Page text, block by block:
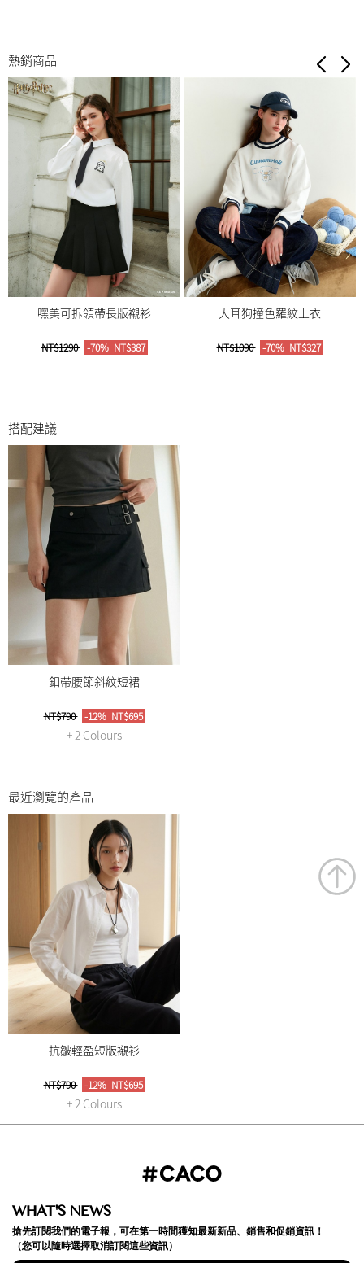
熱銷商品
嘿美可拆領帶長版襯衫
NT$1290 -70% NT$387
大耳狗撞色羅紋上衣
NT$1090 -70% NT$327
搭配建議
釦帶腰節斜紋短裙
NT$790 -12% NT$695
+ 2 Colours
最近瀏覽的產品
抗皺輕盈短版襯衫
NT$790 -12% NT$695
+ 2 Colours
WHAT'S NEWS
搶先訂閱我們的電子報，可在第一時間獲知最新新品、銷售和促銷資訊！
（您可以隨時選擇取消訂閱這些資訊）